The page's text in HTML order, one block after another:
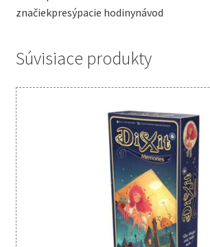
značiekpresýpacie hodinynávod
Súvisiace produkty